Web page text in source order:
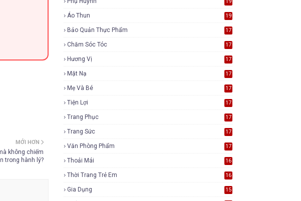
MỚI HƠN
không chiếm
trong hành lý?
19
Áo Thun 19
Bảo Quản Thực Phẩm 17
Chăm Sóc Tóc 17
Hương Vị 17
Mặt Nạ 17
Mẹ Và Bé 17
Tiện Lợi 17
Trang Phục 17
Trang Sức 17
Văn Phòng Phẩm 17
Thoải Mái 16
Thời Trang Trẻ Em 16
Gia Dụng 15